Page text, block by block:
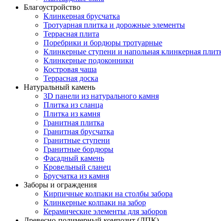
Благоустройство
Клинкерная брусчатка
Тротуарная плитка и дорожные элементы
Террасная плита
Поребрики и бордюры тротуарные
Клинкерные ступени и напольная клинкерная
Клинкерные подоконники
Костровая чаша
Террасная доска
Натуральный камень
3D панели из натурального камня
Плитка из сланца
Плитка из камня
Гранитная плитка
Гранитная брусчатка
Гранитные ступени
Гранитные бордюры
Фасадный камень
Кровельный сланец
Брусчатка из камня
Заборы и ограждения
Кирпичные колпаки на столбы забора
Клинкерные колпаки на забор
Керамические элементы для заборов